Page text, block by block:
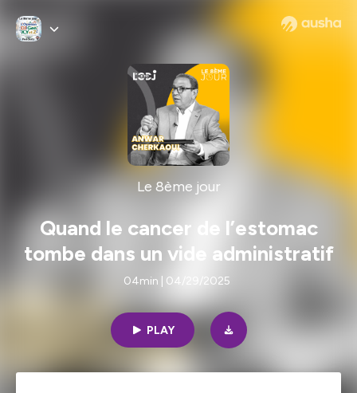
Le 8ème jour
Quand le cancer de l’estomac
tombe dans un vide administratif
04min | 04/29/2025
PLAY